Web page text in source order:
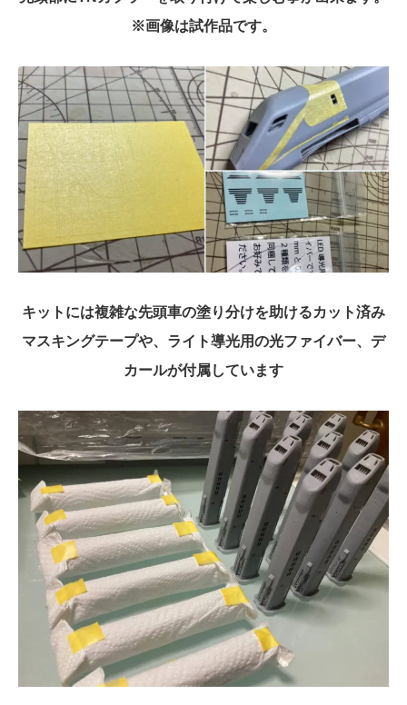
※画像は試作品です。
キットには複雑な先頭車の塗り分けを助けるカット済み
マスキングテープや、ライト導光用の光ファイバー、デ
カールが付属しています